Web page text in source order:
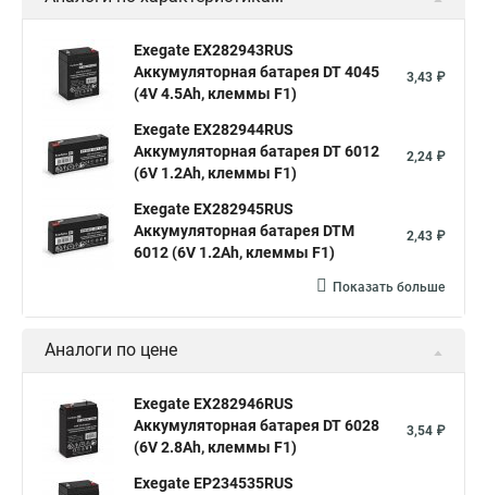
Exegate EX282943RUS
Аккумуляторная батарея DT 4045
(4V 4.5Ah, клеммы F1)
3,43 ₽
Exegate EX282944RUS
Аккумуляторная батарея DT 6012
(6V 1.2Ah, клеммы F1)
2,24 ₽
Exegate EX282945RUS
Аккумуляторная батарея DTM
6012 (6V 1.2Ah, клеммы F1)
2,43 ₽
Показать больше
Аналоги по цене
Exegate EX282946RUS
Аккумуляторная батарея DT 6028
(6V 2.8Ah, клеммы F1)
3,54 ₽
Exegate EP234535RUS